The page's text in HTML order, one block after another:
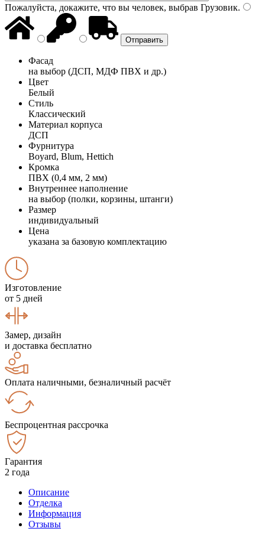
Пожалуйста, докажите, что вы человек, выбрав Грузовик.
Фасад
на выбор (ДСП, МДФ ПВХ и др.)
Цвет
Белый
Стиль
Классический
Материал корпуса
ДСП
Фурнитура
Boyard, Blum, Hettich
Кромка
ПВХ (0,4 мм, 2 мм)
Внутреннее наполнение
на выбор (полки, корзины, штанги)
Размер
индивидуальный
Цена
указана за базовую комплектацию
Изготовление
от 5 дней
Замер, дизайн
и доставка бесплатно
Оплата наличными, безналичный расчёт
Беспроцентная рассрочка
Гарантия
2 года
Описание
Отделка
Информация
Отзывы